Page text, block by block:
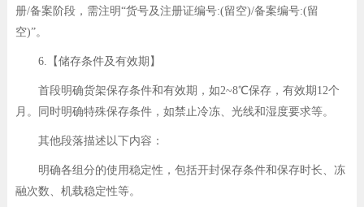
册/备案阶段，需注明“货号及注册证编号:(留空)/备案编号:(留
空)”。
6.【储存条件及有效期】
首段明确货架保存条件和有效期，如2~8℃保存，有效期12个
月。同时明确特殊保存条件，如禁止冷冻、光线和湿度要求等。
其他段落描述以下内容：
明确各组分的使用稳定性，包括开封保存条件和保存时长、冻
融次数、机载稳定性等。